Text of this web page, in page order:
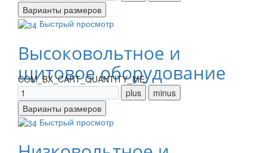
Быстрый просмотр
Высоковольтное и
щитовое оборудование
COM_BX_CART_QUANTITY_ME:
Быстрый просмотр